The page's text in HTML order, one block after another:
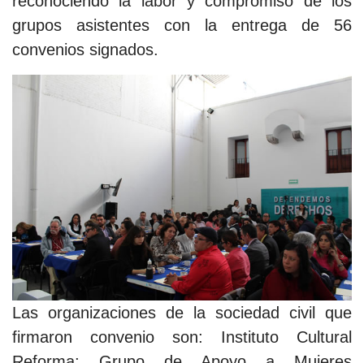
grupos asistentes con la entrega de 56
convenios signados.
Las organizaciones de la sociedad civil que
firmaron convenio son: Instituto Cultural